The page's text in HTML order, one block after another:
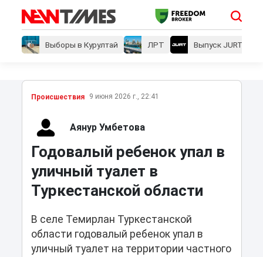
Выборы в Курултай ЛРТ Выпуск JURT
Проиcшествия 9 июня 2026 г., 22:41
Аянур Умбетова
Годовалый ребенок упал в
уличный туалет в
Туркестанской области
В селе Темирлан Туркестанской
области годовалый ребенок упал в
уличный туалет на территории частного